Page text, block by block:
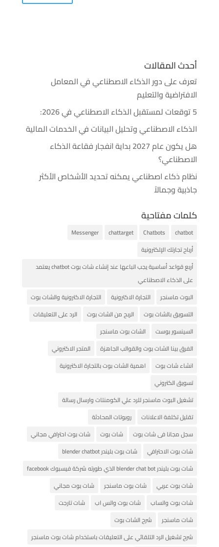
أحدث المقالات
تعرف على دور الذكاء الاصطناعي في المعامل
الافتراضية والتعليم
5 توقعات لمستقبل الذكاء الاصطناعي في 2026:
الذكاء الاصطناعي وتحليل البيانات في الخدمات المالية
هل يكون عام 2027 بداية انفجار فقاعة الذكاء
الاصطناعي؟
نظام ذكاء اصطناعي يمكنه تحديد الأشخاص الأكثر
جاذبية وجمالاً
كلمات مفتاحية
chatbot
Chatbots
chattarget
Messenger
أرباح تجارتك الإلكترونية
أربع قواعد أساسية يجب اتباعها عند إنشاء شات بوت chatbot يعتمد
على الذكاء الاصطناعي
البوت ماسنجر
التجارة الاكترونية
التجارة الاكترونية والشات بوت
التسويق بالشات بوت
الربح من الشات بوت
الرد على التعليقات
السينسور بوست
الشات بوت ماسنجر
الفرق بينا الشات بوت والقوالب الجاهزة
المتجر الاكتروني
انشاء شات بوت
اهمية الشات بوت بالتجارة الاكترونية
تسويق الكتروني
تشغيل البوت ماسنجر للرد علي الكومنتات وارسال رسالة
تقليل تكلفة الاعلانات
روبوتات المحادثة
سجل مجانا فى شات بوت
شات بوت
شات بوت احترافي مجاني
شات بوت الاحترافي
شات بوت بليندر blender chatbot
شات بوت بليندر blender chat bot الذي طورته شركة فيسبوك facebook
شات بوت عربي
شات بوت ماسنجر
شات بوت مجاني
شات بوت واتساب
شات بوت واتس اب
شات تارجت
شات ماسنجر
شرح الشات بوت
شرح تشغيل الرد التلقائي على التعليقات باستخدام شات بوت ماسنجر